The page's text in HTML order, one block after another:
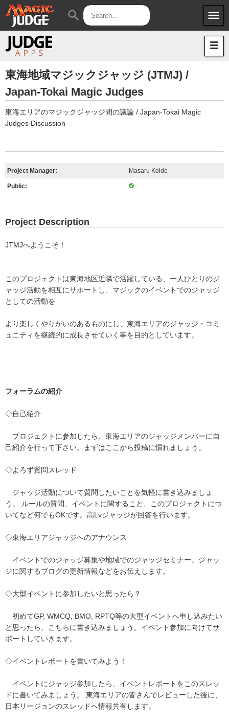
menu
Apps
Judges
JAR
search
東海地域マジックジャッジ (JTMJ) /
Japan-Tokai Magic Judges
東海エリアのマジックジャッジ間の議論 / Japan-Tokai Magic
Judges Discussion
Project Manager: Masaru Koide
Public:
Project Description
JTMJへようこそ！
このプロジェクトは東海地区近隣で活躍している、一人ひとりのジ
ャッジ活動を相互にサポートし、マジックのイベントでのジャッジ
としての活動を
より楽しくやりがいのあるものにし、東海エリアのジャッジ・コミ
ュニティを継続的に成長させていく事を目的としています。
フォーラムの紹介
◇自己紹介
プロジェクトに参加したら、東海エリアのジャッジメンバーに自
己紹介を行って下さい。まずはここから投稿に慣れましょう。
◇よろず質問スレッ ド
ジャッジ活動について質問したいことを気軽に書き込みましょ
う。 ルールの質問、イベントに関すること、このプロジェクトにつ
いてなど何でもOKです。高Lvジャッジが回答を行います。
◇東海エリアジャッジへのアナウンス
イベントでのジャッジ募集や地域でのジャッジセミナー。ジャッ
ジに関するブログの更新情報などをお伝えします。
◇大型イベントに参加したいと思ったら？
初めてGP, WMCQ, BMO, RPTQ等の大型イベントへ申し込みたい
と思ったら、こちらに書き込みましょう。イベント参加に向けてサ
ポートしていきます。
◇イベントレポートを書いてみよう！
イベントにジャッジ参加したら、イベントレポートをこのスレッ
ドに書いてみましょう。 東海エリアの皆さんでレビューした後に、
日本リージョンのスレッドへ情報共有します。